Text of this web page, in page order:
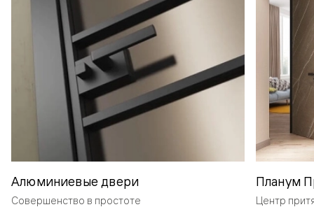
Алюминиевые двери
Совершенство в простоте
Планум
Центр